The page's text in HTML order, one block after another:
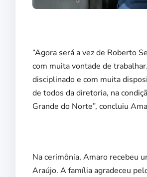
“Agora será a vez de Roberto
com muita vontade de
disciplinado e com muita
de todos da diretoria, na
Grande do Norte”, concluiu
Na cerimônia, Amaro recebeu
Araújo. A família agradeceu